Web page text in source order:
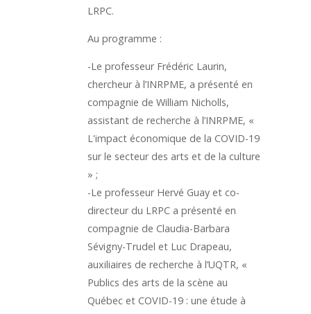
LRPC.
Au programme :
-Le professeur Frédéric Laurin,
chercheur à l’INRPME, a présenté en
compagnie de William Nicholls,
assistant de recherche à l’INRPME, «
L'impact économique de la COVID-19
sur le secteur des arts et de la culture
» ;
-Le professeur Hervé Guay et co-
directeur du LRPC a présenté en
compagnie de Claudia-Barbara
Sévigny-Trudel et Luc Drapeau,
auxiliaires de recherche à l’UQTR, «
Publics des arts de la scène au
Québec et COVID-19 : une étude à